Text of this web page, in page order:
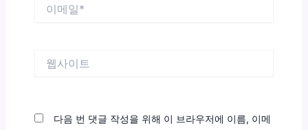
다음 번 댓글 작성을 위해 이 브라우저에 이름, 이메